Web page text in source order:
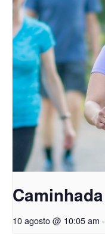
Caminhada
10 agosto @ 10:05 am -